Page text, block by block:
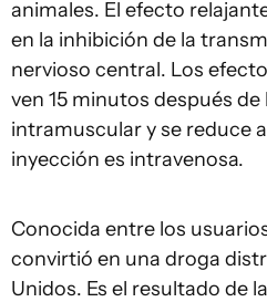
animales. El efecto
en la inhibición de la
nervioso central. Los
ven 15 minutos después de
intramuscular y se reduce
inyección es intravenosa.
Conocida entre los
convirtió en una droga
Unidos. Es el resultado de